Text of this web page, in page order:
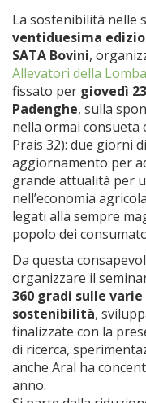
La sostenibilità nelle
ventiduesima
SATA Bovini,
Allevatori della
fissato per giovedì 23
Padenghe, sulla
nella ormai consueta
Prais 32): due giorni
aggiornamento per
grande attualità per
nell’economia
legati alla sempre
popolo dei
Da questa
organizzare il
360 gradi sulle
sostenibilità,
finalizzate con la
di ricerca,
anche Aral ha
anno.